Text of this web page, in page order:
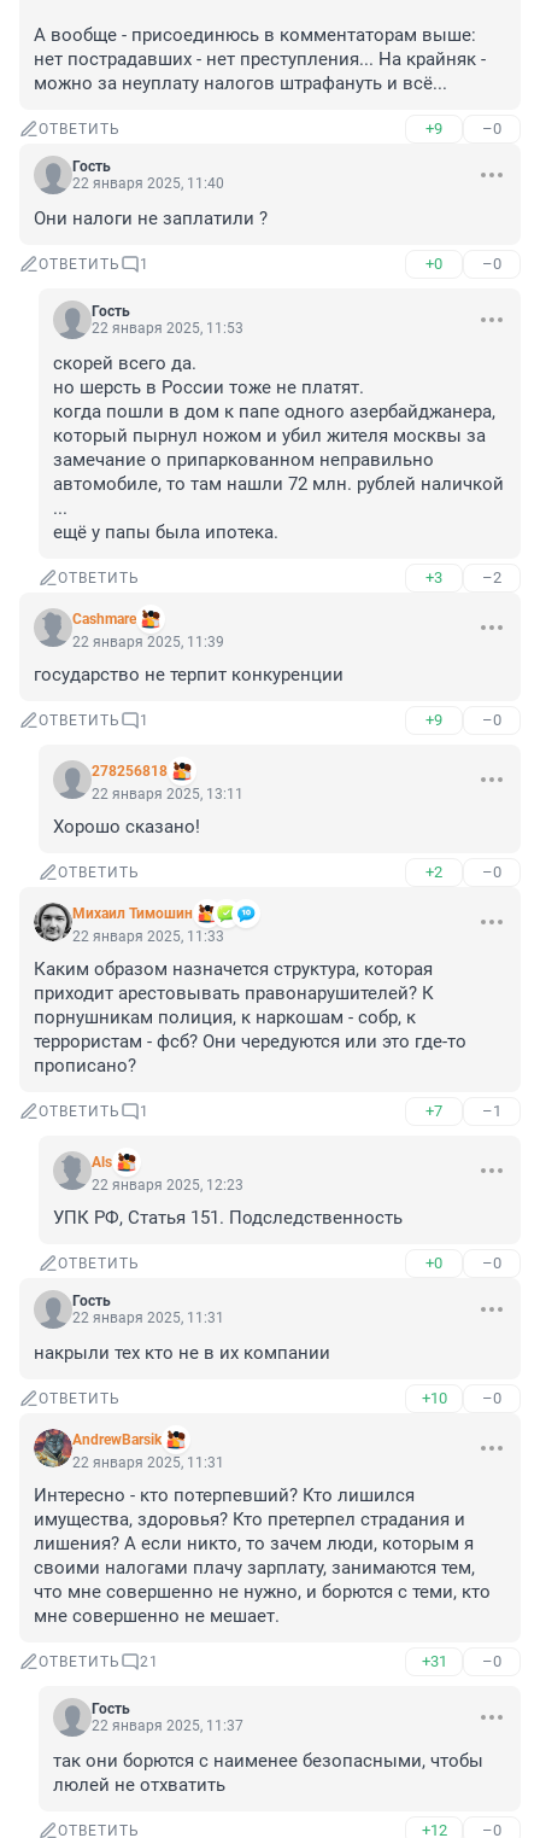
А вообще - присоединюсь в комментаторам выше:
нет пострадавших - нет преступления... На крайняк -
можно за неуплату налогов штрафануть и всё...
ОТВЕТИТЬ +9 –0
Гость
22 января 2025, 11:40
Они налоги не заплатили ?
ОТВЕТИТЬ 1 +0 –0
Гость
22 января 2025, 11:53
скорей всего да.
но шерсть в России тоже не платят.
когда пошли в дом к папе одного азербайджанера,
который пырнул ножом и убил жителя москвы за
замечание о припаркованном неправильно
автомобиле, то там нашли 72 млн. рублей наличкой
...
ещё у папы была ипотека.
ОТВЕТИТЬ +3 –2
Cashmare
22 января 2025, 11:39
государство не терпит конкуренции
ОТВЕТИТЬ 1 +9 –0
278256818
22 января 2025, 13:11
Хорошо сказано!
ОТВЕТИТЬ +2 –0
Михаил Тимошин
22 января 2025, 11:33
Каким образом назначется структура, которая
приходит арестовывать правонарушителей? К
порнушникам полиция, к наркошам - собр, к
террористам - фсб? Они чередуются или это где-то
прописано?
ОТВЕТИТЬ 1 +7 –1
Als
22 января 2025, 12:23
УПК РФ, Статья 151. Подследственность
ОТВЕТИТЬ +0 –0
Гость
22 января 2025, 11:31
накрыли тех кто не в их компании
ОТВЕТИТЬ +10 –0
AndrewBarsik
22 января 2025, 11:31
Интересно - кто потерпевший? Кто лишился
имущества, здоровья? Кто претерпел страдания и
лишения? А если никто, то зачем люди, которым я
своими налогами плачу зарплату, занимаются тем,
что мне совершенно не нужно, и борются с теми, кто
мне совершенно не мешает.
ОТВЕТИТЬ 21 +31 –0
Гость
22 января 2025, 11:37
так они борются с наименее безопасными, чтобы
люлей не отхватить
ОТВЕТИТЬ +12 –0